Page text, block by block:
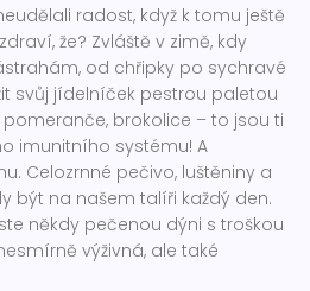
radost, když k tomu ještě
že? Zvláště v zimě, kdy
od chřipky po sychravé
svůj jídelníček pestrou paletou
brokolice – to jsou ti
imunitního systému! A
Celozrnné pečivo, luštěniny a
být na našem talíři každý den.
někdy pečenou dýni s troškou
výživná, ale také